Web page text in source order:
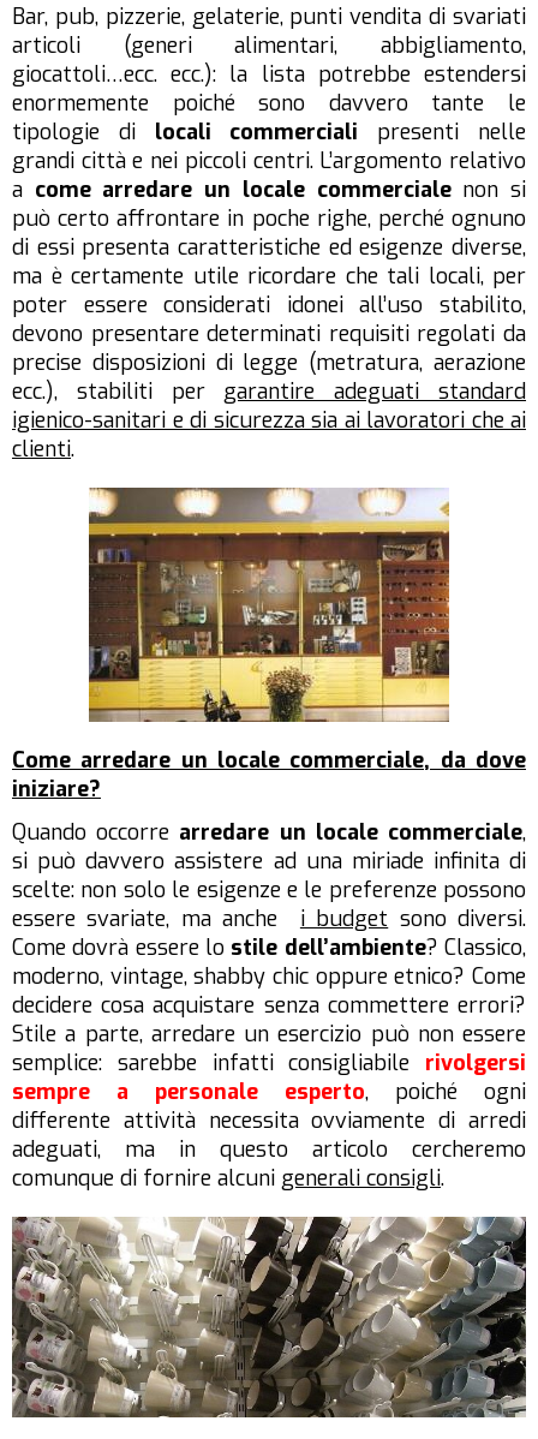
Bar, pub, pizzerie, gelaterie, punti vendita di svariati
articoli (generi alimentari, abbigliamento,
giocattoli…ecc. ecc.): la lista potrebbe estendersi
enormemente poiché sono davvero tante le
tipologie di locali commerciali presenti nelle
grandi città e nei piccoli centri. L’argomento relativo
a come arredare un locale commercialenon si
può certo affrontare in poche righe, perché ognuno
di essi presenta caratteristiche ed esigenze diverse,
ma è certamente utile ricordare che tali locali, per
poter essere considerati idonei all’uso stabilito,
devono presentare determinati requisiti regolati da
precise disposizioni di legge (metratura, aerazione
ecc.), stabiliti per garantire adeguati standard
igienico-sanitari e di sicurezza sia ai lavoratori che ai
clienti.
Come arredare un locale commerciale, da dove
iniziare?
Quando occorre arredare un locale commerciale,
si può davvero assistere ad una miriade infinita di
scelte: non solo le esigenze e le preferenze possono
essere svariate, ma anche i budget sono diversi.
Come dovrà essere lo stile dell’ambiente? Classico,
moderno, vintage, shabby chic oppure etnico? Come
decidere cosa acquistare senza commettere errori?
Stile a parte, arredare un esercizio può non essere
semplice: sarebbe infatti consigliabile rivolgersi
sempre a personale esperto, poiché ogni
differente attività necessita ovviamente di arredi
adeguati, ma in questo articolo cercheremo
comunque di fornire alcuni generali consigli.